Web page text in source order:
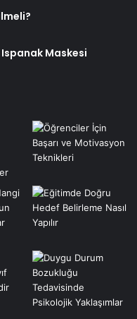
Ispanak Maskesi